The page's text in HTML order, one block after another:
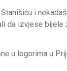
i
da izvjese
u logorima u